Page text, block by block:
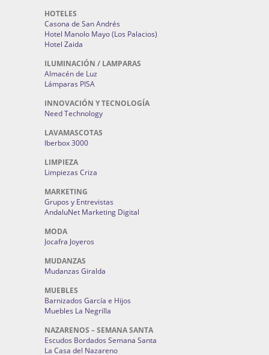
HOTELES
Casona de San Andrés
Hotel Manolo Mayo (Los Palacios)
Hotel Zaida
ILUMINACIÓN / LAMPARAS
Almacén de Luz
Lámparas PISA
INNOVACIÓN Y TECNOLOGÍA
Need Technology
LAVAMASCOTAS
Iberbox 3000
LIMPIEZA
Limpiezas Criza
MARKETING
Grupos y Entrevistas
AndaluNet Marketing Digital
MODA
Jocafra Joyeros
MUDANZAS
Mudanzas Giralda
MUEBLES
Barnizados García e Hijos
Muebles La Negrilla
NAZARENOS – SEMANA SANTA
Escudos Bordados Semana Santa
La Casa del Nazareno